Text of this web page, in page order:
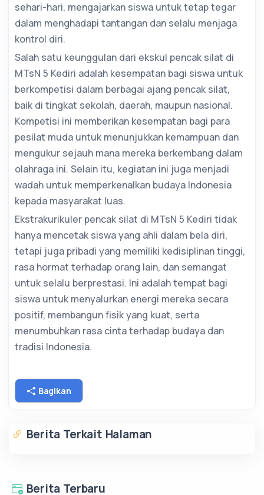
sehari-hari, mengajarkan siswa untuk tetap tegar
dalam menghadapi tantangan dan selalu menjaga
kontrol diri.
Salah satu keunggulan dari ekskul pencak silat di
MTsN 5 Kediri adalah kesempatan bagi siswa untuk
berkompetisi dalam berbagai ajang pencak silat,
baik di tingkat sekolah, daerah, maupun nasional.
Kompetisi ini memberikan kesempatan bagi para
pesilat muda untuk menunjukkan kemampuan dan
mengukur sejauh mana mereka berkembang dalam
olahraga ini. Selain itu, kegiatan ini juga menjadi
wadah untuk memperkenalkan budaya Indonesia
kepada masyarakat luas.
Ekstrakurikuler pencak silat di MTsN 5 Kediri tidak
hanya mencetak siswa yang ahli dalam bela diri,
tetapi juga pribadi yang memiliki kedisiplinan tinggi,
rasa hormat terhadap orang lain, dan semangat
untuk selalu berprestasi. Ini adalah tempat bagi
siswa untuk menyalurkan energi mereka secara
positif, membangun fisik yang kuat, serta
menumbuhkan rasa cinta terhadap budaya dan
tradisi Indonesia.
Bagikan
Berita Terkait Halaman
Berita Terbaru